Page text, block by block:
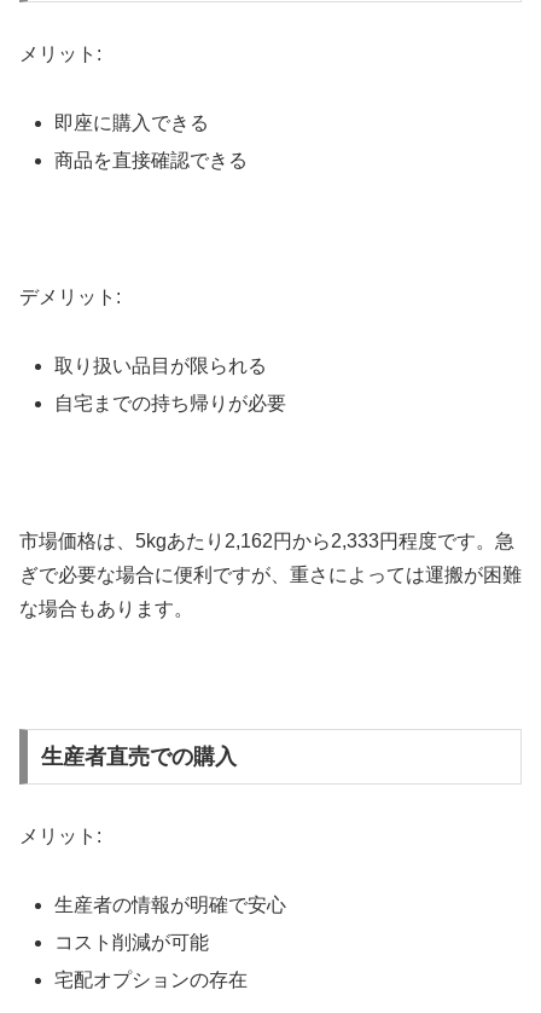
メリット:
即座に購入できる
商品を直接確認できる
デメリット:
取り扱い品目が限られる
自宅までの持ち帰りが必要
市場価格は、5kgあたり2,162円から2,333円程度です。急
ぎで必要な場合に便利ですが、重さによっては運搬が困難
な場合もあります。
生産者直売での購入
メリット:
生産者の情報が明確で安心
コスト削減が可能
宅配オプションの存在